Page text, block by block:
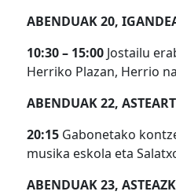
ABENDUAK 20,
10:30 – 15:00 Jostailu
Herriko Plazan, Herrio
ABENDUAK 22,
20:15 Gabonetako
musika eskola eta
ABENDUAK 23,